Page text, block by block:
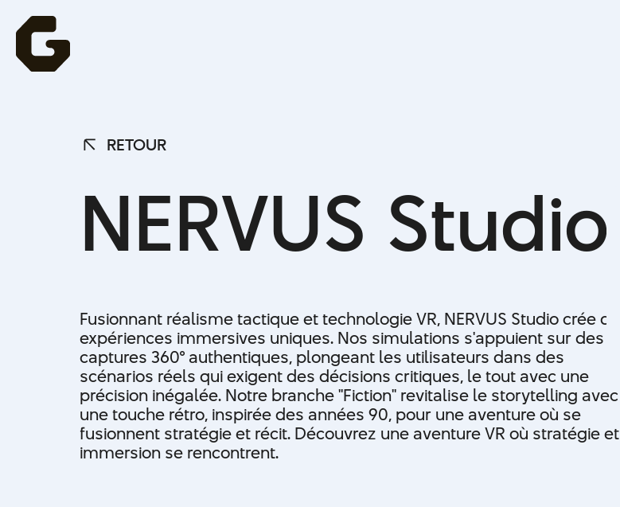
RETOUR
NERVUS Studio
Fusionnant réalisme tactique et technologie VR, NERVUS Studio crée des
expériences immersives uniques. Nos simulations s'appuient sur des
captures 360° authentiques, plongeant les utilisateurs dans des
scénarios réels qui exigent des décisions critiques, le tout avec une
précision inégalée. Notre branche ''Fiction'' revitalise le storytelling avec
une touche rétro, inspirée des années 90, pour une aventure où se
fusionnent stratégie et récit. Découvrez une aventure VR où stratégie et
immersion se rencontrent.